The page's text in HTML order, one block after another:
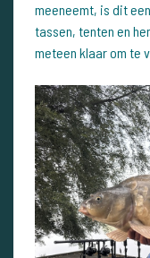
meeneemt, is dit
tassen, tenten en
meteen klaar om te